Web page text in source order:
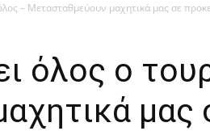
– Μετασταθμεύουν μαχητικά μας σε
όλος ο